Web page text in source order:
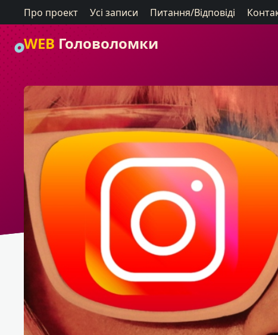
Про проект Усі записи Питання/Відповіді
WEB Головоломки